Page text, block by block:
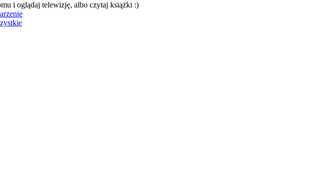
i oglądaj telewizję, albo czytaj książki :)